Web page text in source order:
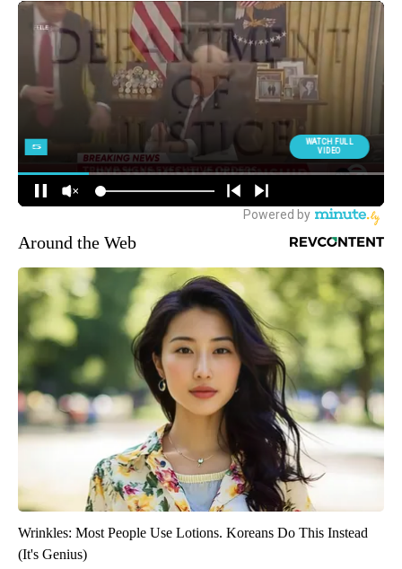
Around the Web
Wrinkles: Most People Use Lotions. Koreans Do This Instead
(It's Genius)